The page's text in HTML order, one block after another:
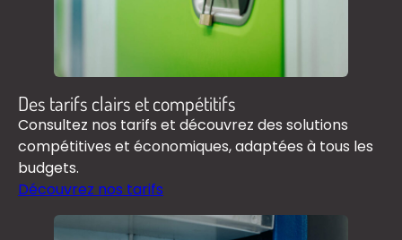
Des tarifs clairs et compétitifs
Consultez nos tarifs et découvrez des solutions
compétitives et économiques, adaptées à tous les
budgets.
Découvrez nos tarifs